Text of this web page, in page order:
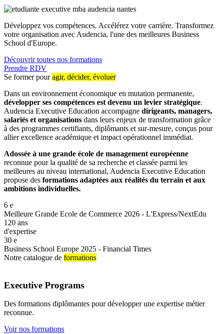
Développez vos compétences. Accélérez votre carrière. Transformez
votre organisation avec Audencia, l'une des meilleures Business
School d'Europe.
Découvrir toutes nos formations
Prendre RDV
Se former pouragir, décider, évoluer
Dans un environnement économique en mutation permanente,
développer ses compétences est devenu un levier stratégique.
Audencia Executive Education accompagne dirigeants, managers,
salariés et organisations dans leurs enjeux de transformation grâce
à des programmes certifiants, diplômants et sur-mesure, conçus pour
allier excellence académique et impact opérationnel immédiat.
Adossée à une grande école de management européenne
reconnue pour la qualité de sa recherche et classée parmi les
meilleures au niveau international, Audencia Executive Education
propose des formations adaptées aux réalités du terrain et aux
ambitions individuelles.
6 e
Meilleure Grande Ecole de Commerce 2026 - L'Express/NextEdu
120 ans
d'expertise
30 e
Business School Europe 2025 - Financial Times
Notre catalogue de formations
Executive Programs
Des formations diplômantes pour développer une expertise métier
reconnue.
Voir nos formations